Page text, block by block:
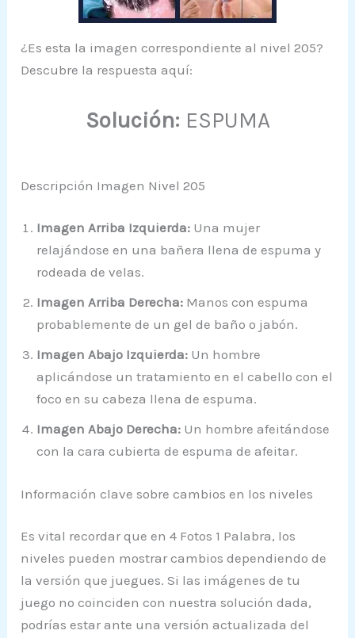
¿Es esta la imagen correspondiente al nivel 205?
Descubre la respuesta aquí:
Solución: ESPUMA
Descripción Imagen Nivel 205
Imagen Arriba Izquierda: Una mujer
relajándose en una bañera llena de espuma y
rodeada de velas.
Imagen Arriba Derecha: Manos con espuma
probablemente de un gel de baño o jabón.
Imagen Abajo Izquierda: Un hombre
aplicándose un tratamiento en el cabello con el
foco en su cabeza llena de espuma.
Imagen Abajo Derecha: Un hombre afeitándose
con la cara cubierta de espuma de afeitar.
Información clave sobre cambios en los niveles
Es vital recordar que en 4 Fotos 1 Palabra, los
niveles pueden mostrar cambios dependiendo de
la versión que juegues. Si las imágenes de tu
juego no coinciden con nuestra solución dada,
podrías estar ante una versión actualizada del